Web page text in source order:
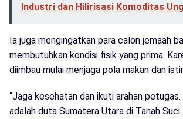
Industri dan Hilirisasi Komoditas
Ia juga mengingatkan para calon jemaah
membutuhkan kondisi fisik yang prima.
diimbau mulai menjaga pola makan dan
“Jaga kesehatan dan ikuti arahan
adalah duta Sumatera Utara di Tanah